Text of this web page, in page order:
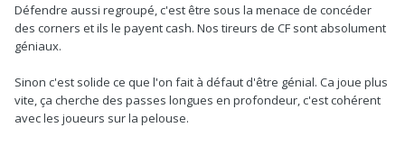
Défendre aussi regroupé, c'est être sous la menace de concéder
des corners et ils le payent cash. Nos tireurs de CF sont absolument
géniaux.
Sinon c'est solide ce que l'on fait à défaut d'être génial. Ca joue plus
vite, ça cherche des passes longues en profondeur, c'est cohérent
avec les joueurs sur la pelouse.